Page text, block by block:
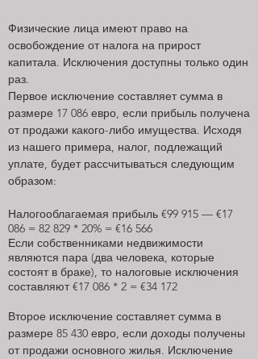
Физические лица имеют право на
освобождение от налога на прирост
капитала. Исключения доступны только один
раз.
Первое исключение составляет сумма в
размере 17 086 евро, если прибыль получена
от продажи какого-либо имущества. Исходя
из нашего примера, налог, подлежащий
уплате, будет рассчитываться следующим
образом:
Налогооблагаемая прибыль €99 915 — €17
086 = 82 829 * 20% = €16 566
Если собственниками недвижимости
являются пара (два человека, которые
состоят в браке), то налоговые исключения
составляют €17 086 * 2 = €34 172
Второе исключение составляет сумма в
размере 85 430 евро, если доходы получены
от продажи основного жилья. Исключение